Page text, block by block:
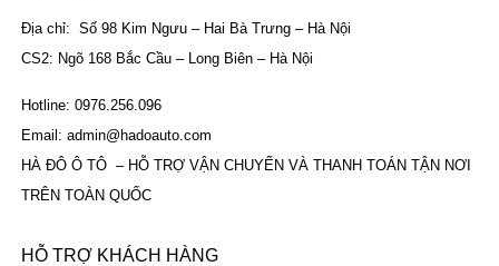
Địa chỉ: Số 98 Kim Ngưu – Hai Bà Trưng – Hà Nội
CS2: Ngõ 168 Bắc Cầu – Long Biên – Hà Nội
Hotline: 0976.256.096
Email: admin@hadoauto.com
HÀ ĐÔ Ô TÔ – HỖ TRỢ VẬN CHUYỂN VÀ THANH TOÁN TẬN NƠI
TRÊN TOÀN QUỐC
HỖ TRỢ KHÁCH HÀNG